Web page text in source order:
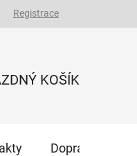
Registrace
KOŠÍK
Doprava